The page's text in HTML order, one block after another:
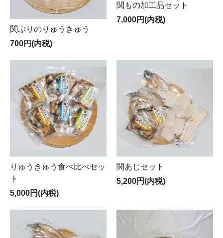
関ぶりのりゅうきゅう
700円(内税)
関もの加工品セット
7,000円(内税)
りゅうきゅう食べ比べセッ
ト
5,000円(内税)
関あじセット
5,200円(内税)